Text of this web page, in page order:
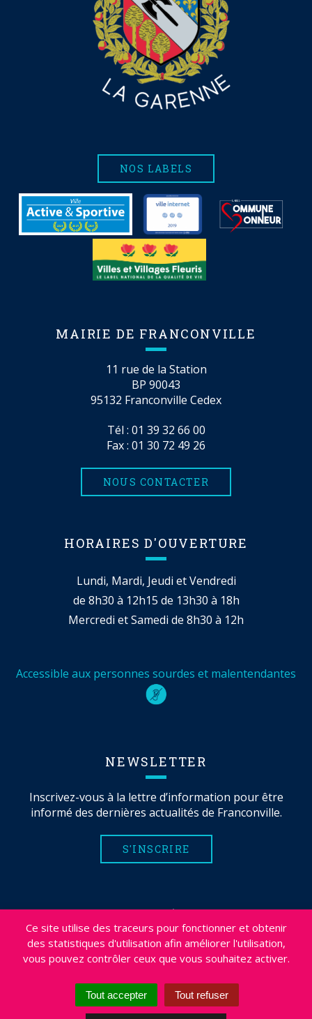
Ce site utilise des traceurs pour fonctionner et obtenir
des statistiques d'utilisation afin améliorer l'utilisation,
vous pouvez contrôler ceux que vous souhaitez activer.
Tout accepter Tout refuser
NOS LABELS
MAIRIE DE FRANCONVILLE
11 rue de la Station
BP 90043
95132 Franconville Cedex
Tél : 01 39 32 66 00
Fax : 01 30 72 49 26
NOUS CONTACTER
HORAIRES D'OUVERTURE
Lundi, Mardi, Jeudi et Vendredi
de 8h30 à 12h15 de 13h30 à 18h
Mercredi et Samedi de 8h30 à 12h
Accessible aux personnes sourdes et malentendantes
NEWSLETTER
Inscrivez-vous à la lettre d’information pour être
informé des dernières actualités de Franconville.
S'INSCRIRE
MENTIONS LÉGALES
PLAN DU SITE
CRÉDITS
PROJETS
DÉSABONNEMENT NEWSLETTER
ACCESSIBILITÉ : NON CONFORME